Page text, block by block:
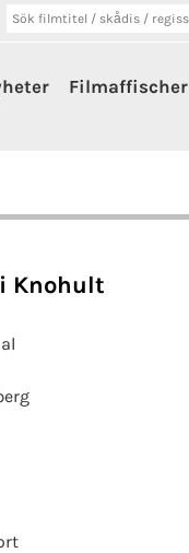
Filmaffischer
Knohult